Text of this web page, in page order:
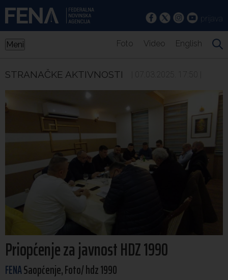
prijava
Meni Foto Video English
STRANAČKE AKTIVNOSTI | 07.03.2025. 17:50 |
Priopćenje za javnost HDZ 1990
FENASaopćenje, Foto/ hdz 1990